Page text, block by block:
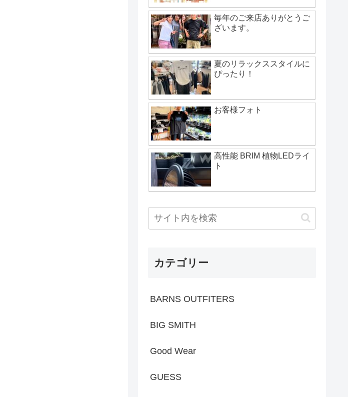
毎年のご来店ありがとうご
ざいます。
夏のリラックススタイルに
ぴったり！
お客様フォト
高性能 BRIM 植物LEDライ
ト
カテゴリー
BARNS OUTFITERS
BIG SMITH
Good Wear
GUESS